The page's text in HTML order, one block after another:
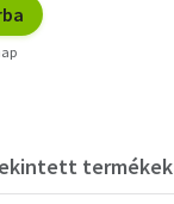
termékek